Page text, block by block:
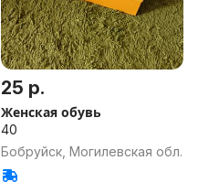
25 р.
Женская обувь
40
Бобруйск, Могилевская обл.